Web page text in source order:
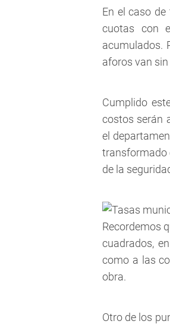
En el caso
cuotas con
acumulados.
aforos van
Cumplido
costos serán
el
transformado
de la
Recordemos
cuadrados,
como a las
obra.
Otro de los